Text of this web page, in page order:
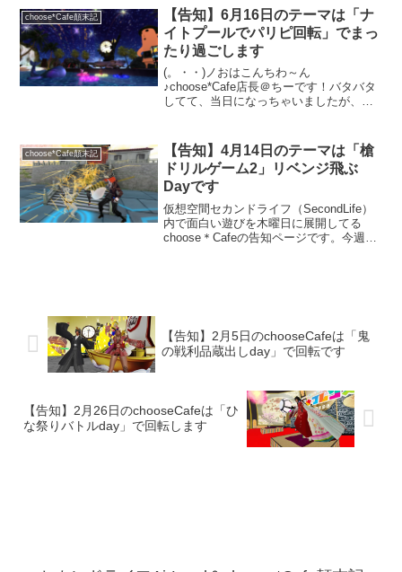
はchoose*Cafeも、他のイベントと同じ
く？クリ...
choose*Cafe顛末記
【告知】6月16日のテーマは「ナ
イトプールでパリピ回転」でまっ
たり過ごします
(。・・)ノおはこんちわ～ん
♪choose*Cafe店長＠ちーです！バタバタ
してて、当日になっちゃいましたが、早
ずばり「ナイトプールでパリピ回転」ま
った...
choose*Cafe顛末記
【告知】4月14日のテーマは「槍
ドリルゲーム2」リベンジ飛ぶ
Dayです
仮想空間セカンドライフ（SecondLife）
内で面白い遊びを木曜日に展開してる
choose＊Cafeの告知ページです。今週4
【告知】2月5日のchooseCafeは「鬼
の戦利品蔵出しday」で回転です
【告知】2月26日のchooseCafeは「ひ
な祭りバトルday」で回転します